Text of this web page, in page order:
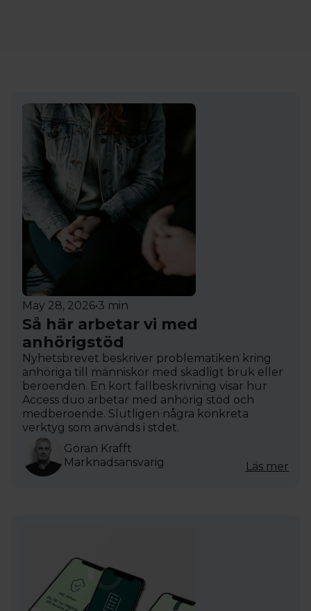
May 28, 2026•3 min
Så här arbetar vi med
anhörigstöd
Nyhetsbrevet beskriver problematiken kring
anhöriga till människor med skadligt bruk eller
beroenden. En kort fallbeskrivning visar hur
Access duo arbetar med anhörig stöd och
medberoende. Slutligen några konkreta
verktyg som används i stdet.
Göran Krafft
Marknadsansvarig
Läs mer